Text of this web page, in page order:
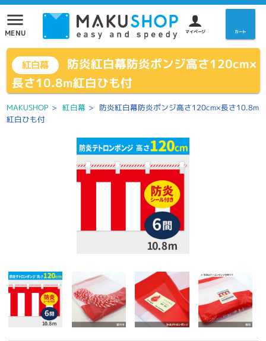
menu
MENU マイページ カート
紅白幕
防炎紅白幕防炎ポンジ高さ120cm×
長さ10.8m紅白ひも付
MAKUSHOP > 紅白幕 >
防炎紅白幕防炎ポンジ高さ120cm×長さ10.8m
紅白ひも付